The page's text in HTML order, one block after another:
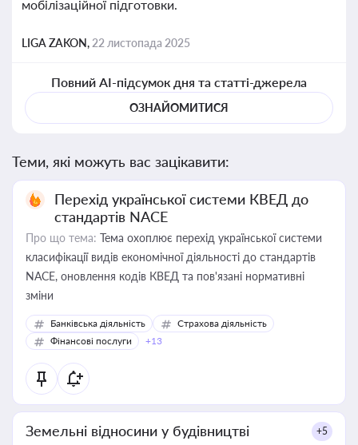
мобілізаційної підготовки.
LIGA ZAKON, 22 листопада 2025
Повний AI-підсумок дня та статті-джерела
ОЗНАЙОМИТИСЯ
Теми, які можуть вас зацікавити:
Перехід української системи КВЕД до
стандартів NACE
Про що тема: Тема охоплює перехід української системи
класифікації видів економічної діяльності до стандартів
NACE, оновлення кодів КВЕД та пов'язані нормативні
зміни
Банківська діяльність
Страхова діяльність
Фінансові послуги
+13
Земельні відносини у будівництві +5